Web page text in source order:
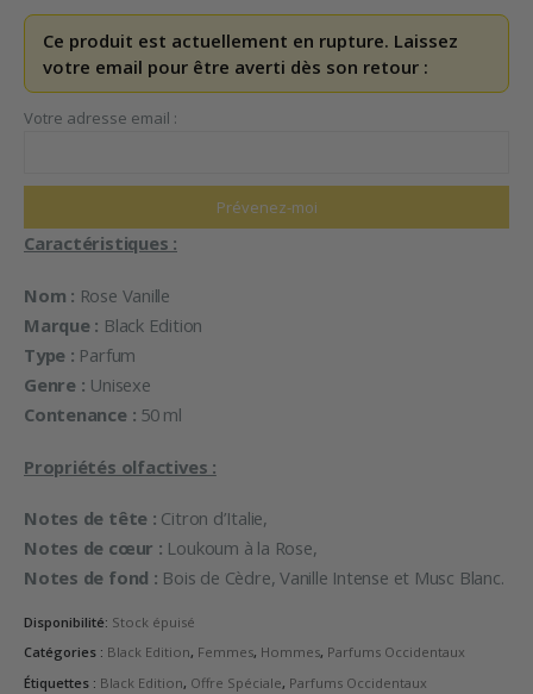
Ce produit est actuellement en rupture. Laissez
votre email pour être averti dès son retour :
Votre adresse email :
Caractéristiques :
Nom : Rose Vanille
Marque : Black Edition
Type : Parfum
Genre : Unisexe
Contenance : 50 ml
Propriétés olfactives :
Notes de tête : Citron d’Italie,
Notes de cœur : Loukoum à la Rose,
Notes de fond : Bois de Cèdre, Vanille Intense et Musc Blanc.
Disponibilité: Stock épuisé
Catégories : Black Edition, Femmes, Hommes, Parfums Occidentaux
Étiquettes : Black Edition, Offre Spéciale, Parfums Occidentaux